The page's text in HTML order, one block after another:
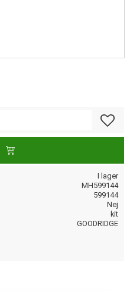
I lager
MH599144
599144
Nej
kit
GOODRIDGE